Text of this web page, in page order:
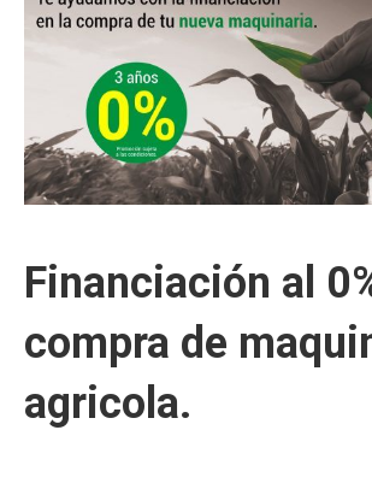
Financiación al
compra de
agricola.